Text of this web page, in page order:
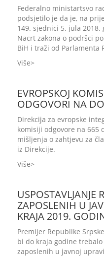
Federalno ministartsvo
podsjetilo je da je, na
149. sjednici 5. jula 2018.
Nacrt zakona o podršci
BiH i traži od Parlamenta
Više
EVROPSKOJ
ODGOVORI NA
Direkcija za evropske
komisiji odgovore na
mišljenja o zahtjevu za
iz Direkcije.
Više
USPOSTAVLJANJE
ZAPOSLENIH U
KRAJA 2019.
Premijer Republike
bi do kraja godine
zaposlenih u javnoj